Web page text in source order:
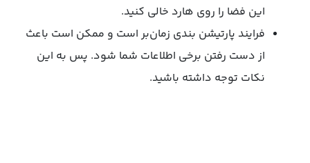
این فضا را روی هارد خالی کنید.
فرایند پارتیشن بندی زمان‌بر است و ممکن است باعث
از دست رفتن برخی اطلاعات شما شود. پس به این
نکات توجه داشته باشید.